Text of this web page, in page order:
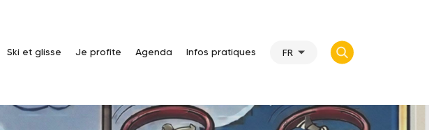
Ski et glisse Je profite Agenda Infos pratiques FR